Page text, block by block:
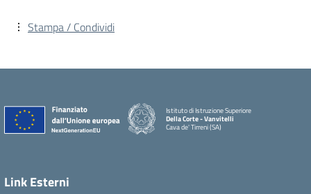
Stampa / Condividi
Istituto di Istruzione Superiore
Della Corte - Vanvitelli
Cava de' Tirreni (SA)
Link Esterni